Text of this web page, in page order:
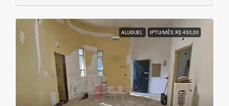
ALUGUEL IPTU/MÊS: R$ 430,00